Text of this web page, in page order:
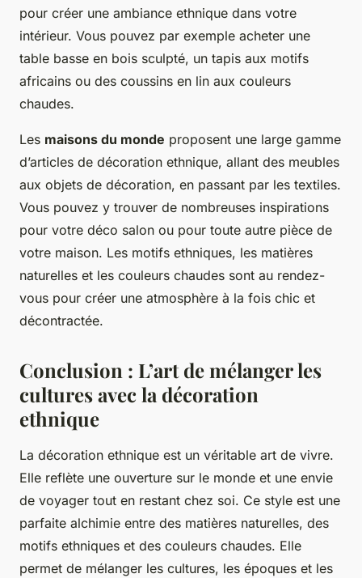
pour créer une ambiance ethnique dans votre
intérieur. Vous pouvez par exemple acheter une
table basse en bois sculpté, un tapis aux motifs
africains ou des coussins en lin aux couleurs
chaudes.
Les maisons du monde proposent une large gamme
d’articles de décoration ethnique, allant des meubles
aux objets de décoration, en passant par les textiles.
Vous pouvez y trouver de nombreuses inspirations
pour votre déco salon ou pour toute autre pièce de
votre maison. Les motifs ethniques, les matières
naturelles et les couleurs chaudes sont au rendez-
vous pour créer une atmosphère à la fois chic et
décontractée.
Conclusion : L’art de mélanger les
cultures avec la décoration
ethnique
La décoration ethnique est un véritable art de vivre.
Elle reflète une ouverture sur le monde et une envie
de voyager tout en restant chez soi. Ce style est une
parfaite alchimie entre des matières naturelles, des
motifs ethniques et des couleurs chaudes. Elle
permet de mélanger les cultures, les époques et les